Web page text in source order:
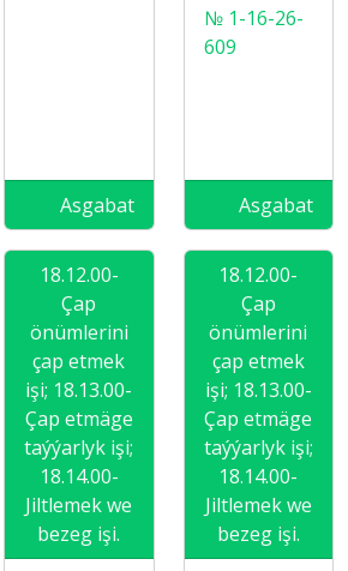
Asgabat
№ 1-16-26-
609
Asgabat
18.12.00-
Çap
önümlerini
çap etmek
işi; 18.13.00-
Çap etmäge
taýýarlyk işi;
18.14.00-
Jiltlemek we
bezeg işi.
18.12.00-
Çap
önümlerini
çap etmek
işi; 18.13.00-
Çap etmäge
taýýarlyk işi;
18.14.00-
Jiltlemek we
bezeg işi.